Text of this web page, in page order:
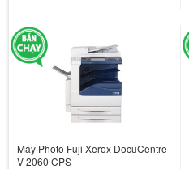
Máy Photo Fuji Xerox DocuCentre
V 2060 CPS